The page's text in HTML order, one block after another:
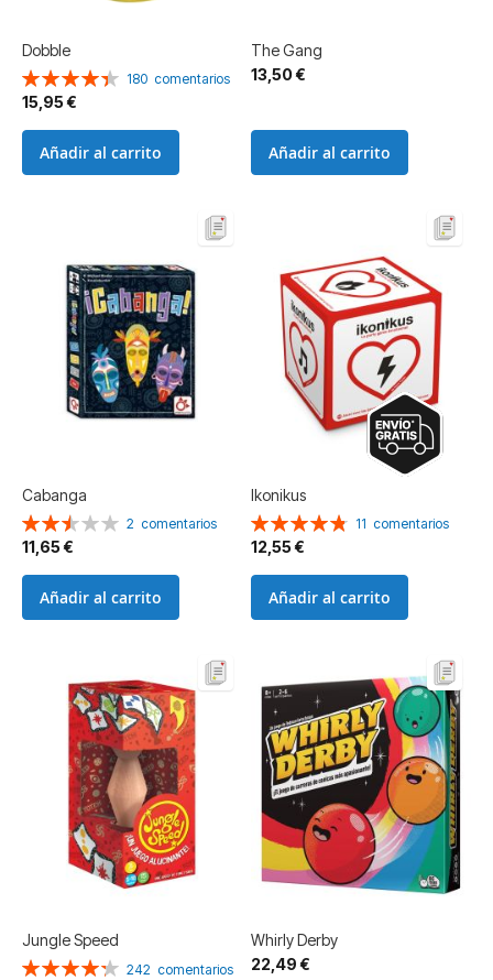
Dobble
Valoración:
89%
180 comentarios
15,95 €
Añadir al carrito
The Gang
13,50 €
Añadir al carrito
Cabanga
Valoración:
50%
2 comentarios
11,65 €
Añadir al carrito
Ikonikus
Valoración:
96%
11 comentarios
12,55 €
Añadir al carrito
Jungle Speed
Valoración:
242 comentarios
Whirly Derby
22,49 €